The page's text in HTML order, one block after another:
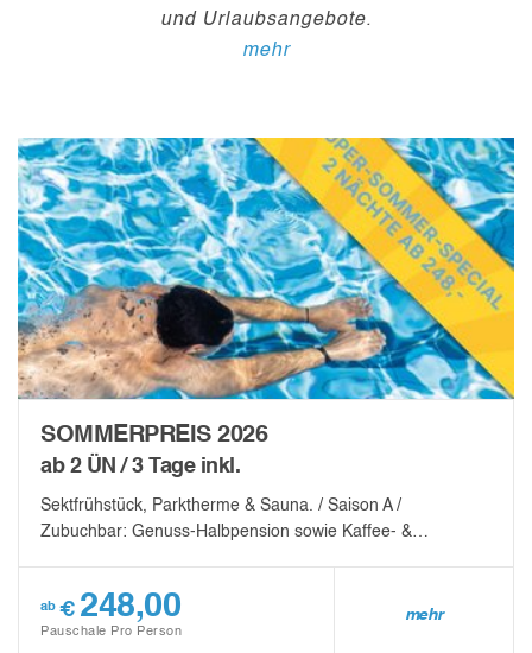
und Urlaubsangebote.
mehr
SOMMERPREIS 2026
ab 2 ÜN / 3 Tage inkl.
Sektfrühstück, Parktherme & Sauna. / Saison A /
Zubuchbar: Genuss-Halbpension sowie Kaffee- &…
ab € 248,00
Pauschale Pro Person
mehr